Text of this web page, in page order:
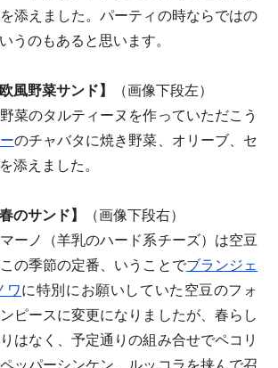
添えました。パーティの時ならではの
うのもあると思います。
風野菜サンド】
（画像下段左）
菜のタルティーヌを作っていただこう
のチャバタに焼き野菜、オリーブ、セ
添えました。
のサンド】
（画像下段右）
ーノ（羊乳のハード系チーズ）は空豆
の季節の定番、いうことでブランジェ
ワに特別にお願いしていた空豆のフォ
ピースに変更になりましたが、春らし
はなく、予定通りの組み合せでペコリ
ッパーシンケン、ルッコラを挟んで召